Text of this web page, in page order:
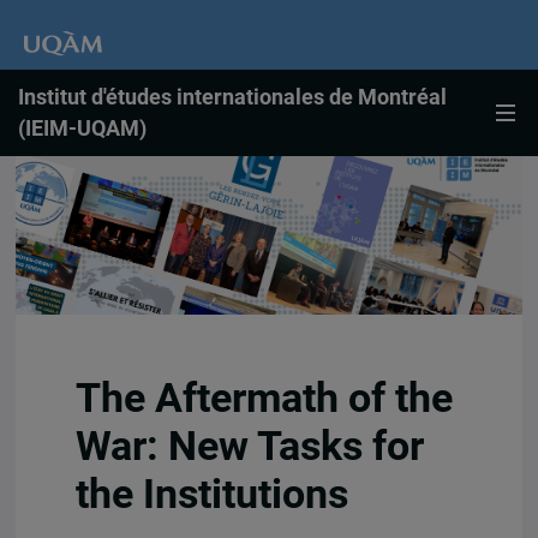
Institut d'études internationales de Montréal
(IEIM-UQAM)
The Aftermath of the
War: New Tasks for
the Institutions